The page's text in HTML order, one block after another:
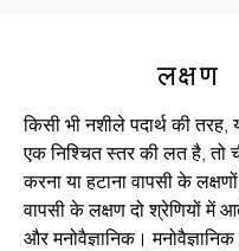
लक्षण
किसी भी नशीले पदार्थ की
एक निश्चित स्तर की लत है, तो
करना या हटाना वापसी के
वापसी के लक्षण दो श्रेणियों में
और मनोवैज्ञानिक। मनोवैज्ञानिक